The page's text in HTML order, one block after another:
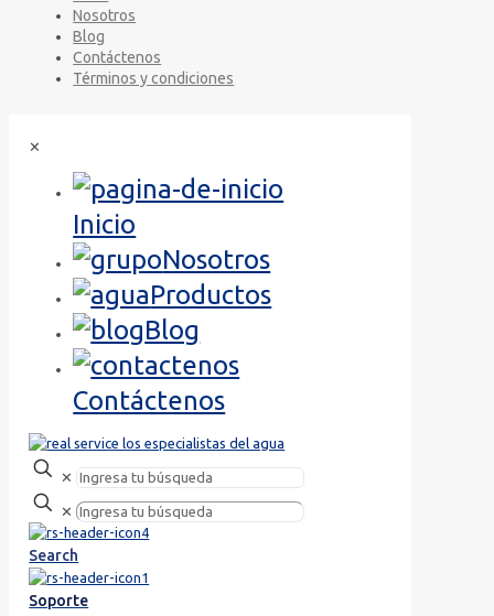
Nosotros
Blog
Contáctenos
Términos y condiciones
✕
Inicio
Nosotros
Productos
Blog
Contáctenos
✕
✕
Search
Soporte